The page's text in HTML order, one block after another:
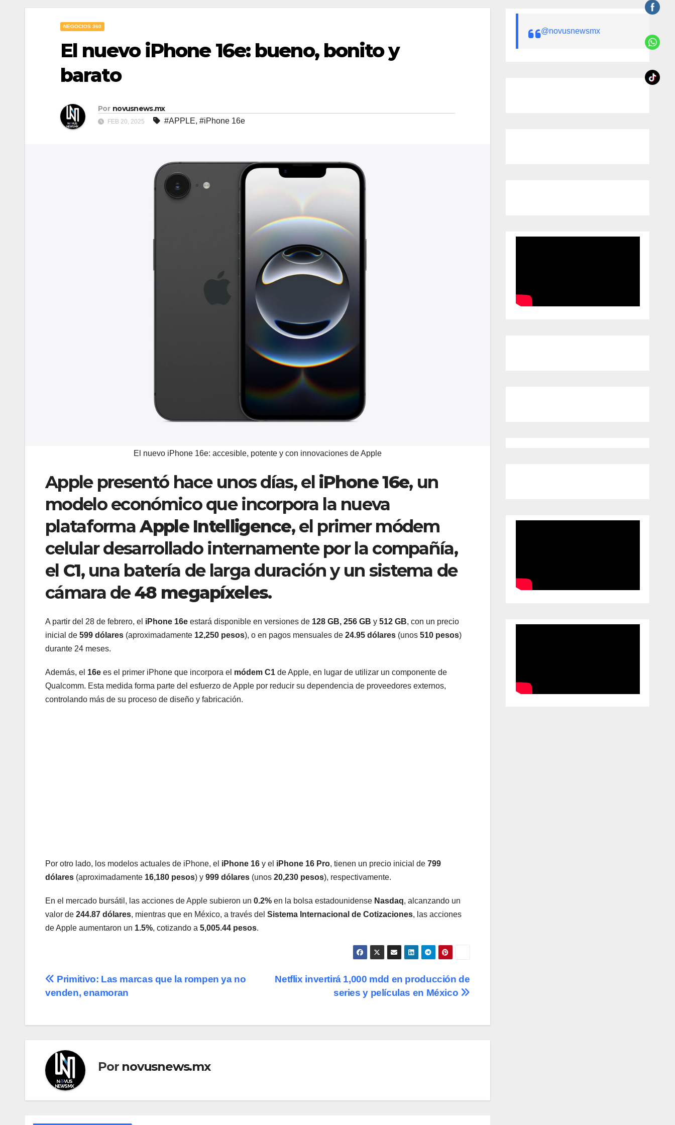
NEGOCIOS 360
El nuevo iPhone 16e: bueno, bonito y
barato
Por novusnews.mx
FEB 20, 2025 #APPLE, #iPhone 16e
El nuevo iPhone 16e: accesible, potente y con innovaciones de Apple
Apple presentó hace unos días, el iPhone 16e, un
modelo económico que incorpora la nueva
plataformaApple Intelligence, el primer módem
celular desarrollado internamente por la compañía,
el C1, una batería de larga duración y un sistema de
cámara de48 megapíxeles.
A partir del 28 de febrero, el iPhone 16e estará disponible en versiones de 128 GB, 256 GB y 512 GB, con un precio
inicial de 599 dólares (aproximadamente 12,250 pesos), o en pagos mensuales de 24.95 dólares (unos 510 pesos)
durante 24 meses.
Además, el 16e es el primer iPhone que incorpora el módem C1 de Apple, en lugar de utilizar un componente de
Qualcomm. Esta medida forma parte del esfuerzo de Apple por reducir su dependencia de proveedores externos,
controlando más de su proceso de diseño y fabricación.
Por otro lado, los modelos actuales de iPhone, el iPhone 16 y el iPhone 16 Pro, tienen un precio inicial de 799
dólares (aproximadamente 16,180 pesos) y 999 dólares (unos 20,230 pesos), respectivamente.
En el mercado bursátil, las acciones de Apple subieron un 0.2% en la bolsa estadounidense Nasdaq, alcanzando un
valor de 244.87 dólares, mientras que en México, a través del Sistema Internacional de Cotizaciones, las acciones
de Apple aumentaron un 1.5%, cotizando a 5,005.44 pesos.
Navegación
entradas
Netflix invertirá 1,000 mdd en producción de
series y películas en México
Primitivo: Las marcas que la rompen ya no
venden, enamoran
Por novusnews.mx
@novusnewsmx